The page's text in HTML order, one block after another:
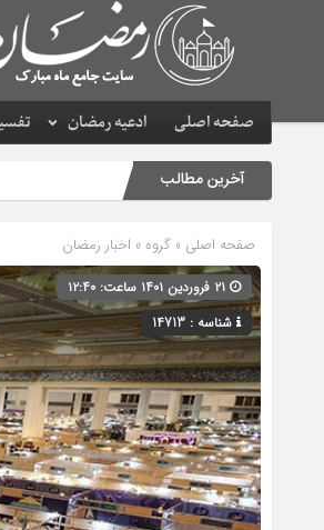
صفحه اصلی ادعیه رمضان
آخرین مطالب
صفحه اصلی » گروه » اخبار رمضان
شناسه : 14713